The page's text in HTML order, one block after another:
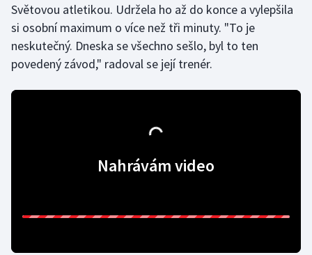
Parasport
Plavání
Světovou atletikou. Udržela ho až do konce a vylepšila
si osobní maximum o více než tři minuty. "To je
neskutečný. Dneska se všechno sešlo, byl to ten
povedený závod," radoval se její trenér.
Nahrávám video